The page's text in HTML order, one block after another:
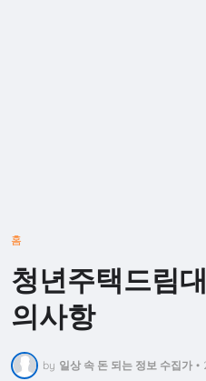
홈
청년주택드림
의사항
by 일상 속 돈 되는 정보 수집가 •